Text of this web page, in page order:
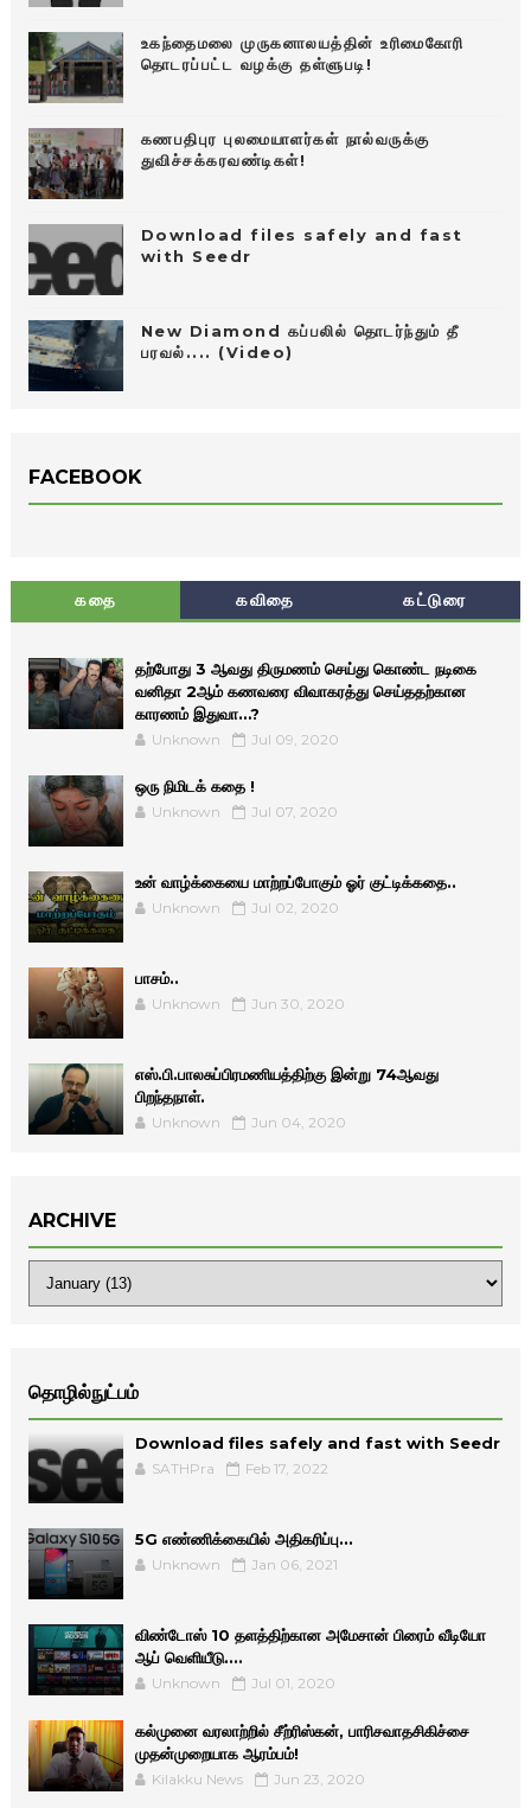
உகந்தைமலை முருகனாலயத்தின் உரிமைகோரி
தொடரப்பட்ட வழக்கு தள்ளுபடி!
கணபதிபுர புலமையாளர்கள் நால்வருக்கு
துவிச்சக்கரவண்டிகள்!
Download files safely and fast
with Seedr
New Diamond கப்பலில் தொடர்ந்தும் தீ
பரவல்.... (Video)
FACEBOOK
கதை கவிதை கட்டுரை
தற்போது 3 ஆவது திருமணம் செய்து கொண்ட நடிகை
வனிதா 2ஆம் கணவரை விவாகரத்து செய்ததற்கான
காரணம் இதுவா…?
Unknown Jul 09, 2020
ஒரு நிமிடக் கதை !
Unknown Jul 07, 2020
உன் வாழ்க்கையை மாற்றப்போகும் ஓர் குட்டிக்கதை..
Unknown Jul 02, 2020
பாசம்..
Unknown Jun 30, 2020
எஸ்.பி.பாலசுப்பிரமணியத்திற்கு இன்று 74ஆவது
பிறந்தநாள்.
Unknown Jun 04, 2020
ARCHIVE
தொழில்நுட்பம்
Download files safely and fast with Seedr
SATHPra Feb 17, 2022
5G எண்ணிக்கையில் அதிகரிப்பு...
Unknown Jan 06, 2021
விண்டோஸ் 10 தளத்திற்கான அமேசான் பிரைம் வீடியோ
ஆப் வெளியீடு....
Unknown Jul 01, 2020
கல்முனை வரலாற்றில் சீற்ரிஸ்கன், பாரிசவாதசிகிச்சை
முதன்முறையாக ஆரம்பம்!
Kilakku News Jun 23, 2020